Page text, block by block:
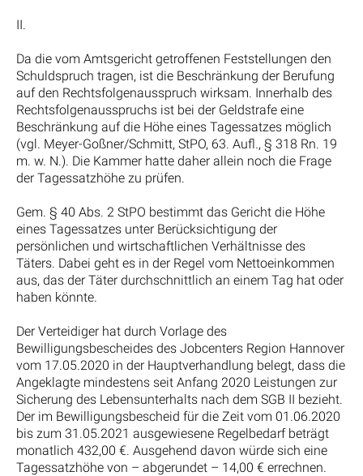
II.
Da die vom Amtsgericht getroffenen Feststellungen den
Schuldspruch tragen, ist die Beschränkung der Berufung
auf den Rechtsfolgenausspruch wirksam. Innerhalb des
Rechtsfolgenausspruchs ist bei der Geldstrafe eine
Beschränkung auf die Höhe eines Tagessatzes möglich
(vgl. Meyer-Goßner/Schmitt, StPO, 63. Aufl., § 318 Rn. 19
m. w. N.). Die Kammer hatte daher allein noch die Frage
der Tagessatzhöhe zu prüfen.
Gem. § 40 Abs. 2 StPO bestimmt das Gericht die Höhe
eines Tagessatzes unter Berücksichtigung der
persönlichen und wirtschaftlichen Verhältnisse des
Täters. Dabei geht es in der Regel vom Nettoeinkommen
aus, das der Täter durchschnittlich an einem Tag hat oder
haben könnte.
Der Verteidiger hat durch Vorlage des
Bewilligungsbescheides des Jobcenters Region Hannover
vom 17.05.2020 in der Hauptverhandlung belegt, dass die
Angeklagte mindestens seit Anfang 2020 Leistungen zur
Sicherung des Lebensunterhalts nach dem SGB II bezieht.
Der im Bewilligungsbescheid für die Zeit vom 01.06.2020
bis zum 31.05.2021 ausgewiesene Regelbedarf beträgt
monatlich 432,00 €. Ausgehend davon würde sich eine
Tagessatzhöhe von – abgerundet – 14,00 € errechnen.